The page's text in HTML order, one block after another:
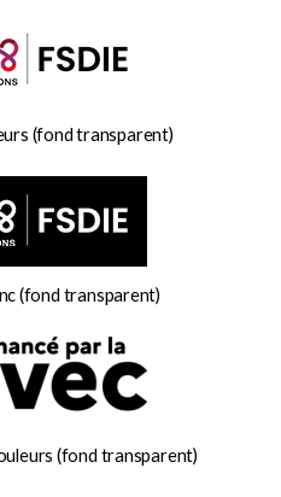
(fond transparent)
(fond transparent)
(fond transparent)